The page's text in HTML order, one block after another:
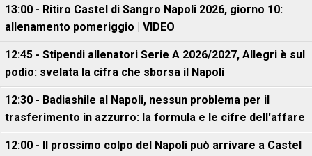
13:00 - Ritiro Castel di Sangro Napoli 2026, giorno 10:
allenamento pomeriggio | VIDEO
12:45 - Stipendi allenatori Serie A 2026/2027, Allegri è sul
podio: svelata la cifra che sborsa il Napoli
12:30 - Badiashile al Napoli, nessun problema per il
trasferimento in azzurro: la formula e le cifre dell'affare
12:00 - Il prossimo colpo del Napoli può arrivare a Castel